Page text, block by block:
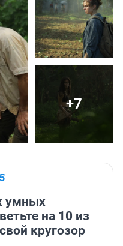
+7
умных
на 10 из
кругозор